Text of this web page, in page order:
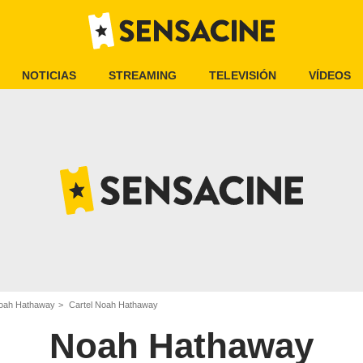
NOTICIAS STREAMING TELEVISIÓN VÍDEOS
Hathaway Cartel Noah Hathaway
Noah Hathaway